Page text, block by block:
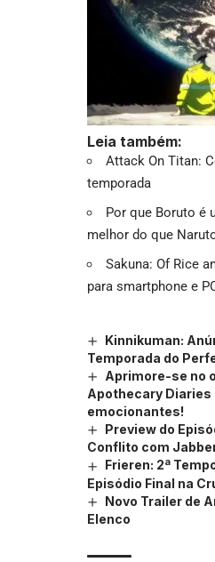
Leia também:
Attack On Titan:
temporada
Por que Boruto é
melhor do que
Sakuna: Of Rice
para smartphone e
Kinnikuman:
Temporada do
Aprimore-se no
Apothecary Diaries
emocionantes!
Preview do
Conflito com
Frieren: 2ª
Episódio Final na
Novo Trailer de
Elenco